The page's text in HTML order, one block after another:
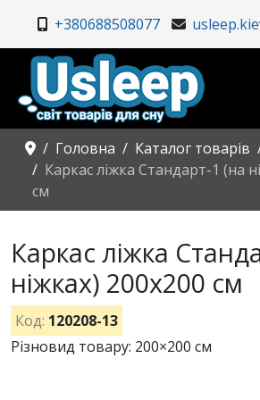
+380688508077
Головна Каталог товарів
Каркас ліжка Стандарт-1 (на
см
Каркас ліжка
ніжках) 200х200 см
Код: 120208-13
Різновид товару: 200×200 см